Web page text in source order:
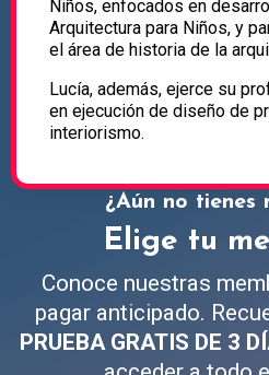
Niños, enfocados en
Arquitectura para Niños, y
el área de historia de la
Lucía, además, ejerce su
en ejecución de diseño de
interiorismo.
¿Aún no tienes
Elige tu
Conoce nuestras
pagar anticipado.
PRUEBA GRATIS DE 3